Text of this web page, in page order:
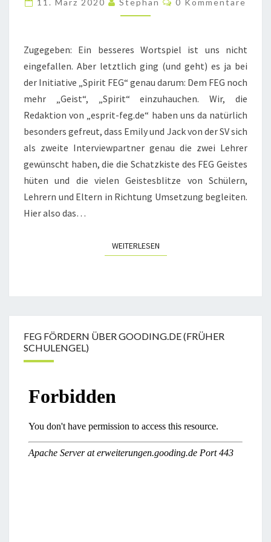
FÜR’S
11. März 2020 Stephan 0 Kommentare
Zugegeben: Ein besseres Wortspiel ist uns nicht
eingefallen. Aber letztlich ging (und geht) es ja bei
der Initiative „Spirit FEG“ genau darum: Dem FEG noch
mehr „Geist“, „Spirit“ einzuhauchen. Wir, die
Redaktion von „esprit-feg.de“ haben uns da natürlich
besonders gefreut, dass Emily und Jack von der SV sich
als zweite Interviewpartner genau die zwei Lehrer
gewünscht haben, die die Schatzkiste des FEG Geistes
hüten und die vielen Geistesblitze von Schülern,
Lehrern und Eltern in Richtung Umsetzung begleiten.
Hier also das…
WEITERLESENWEITERLESEN
FEG FÖRDERN ÜBER GOODING.DE (FRÜHER
SCHULENGEL)